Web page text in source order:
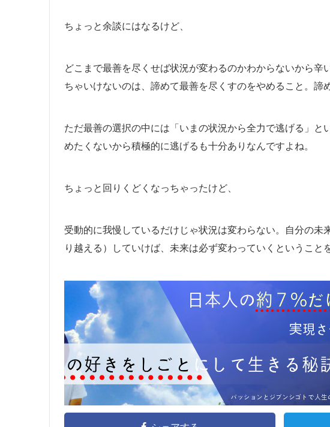
ちょっと余談にはなるけど、
どこまで最善を尽くせば状況が変わるのかわからないから辛
ちゃいけないのは、諦めて最善を尽くすのをやめること。諦
ただ最善の選択の中には「いまの状況から全力で逃げる」と
めたくないから積極的に逃げるも十分ありなんですよね。
ちょっと回りくどくなっちゃったけど、
受動的に我慢しているだけじゃ状況は変わらない。自分の未
り越える）していけば、未来は必ず変わっていくということ